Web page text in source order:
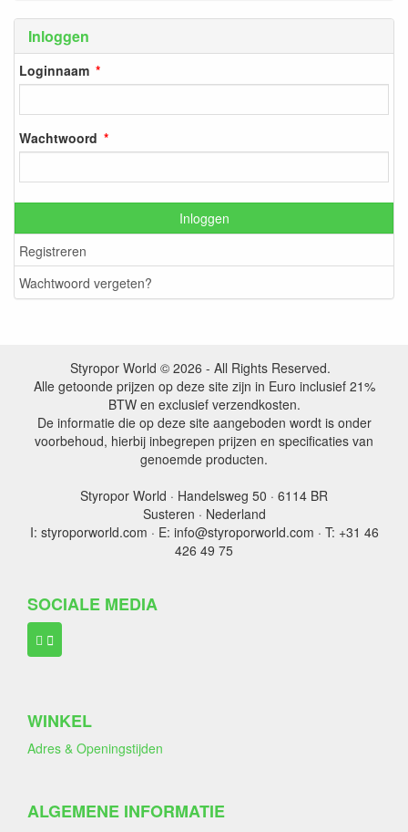
Inloggen
Loginnaam
Wachtwoord
Inloggen
Registreren
Wachtwoord vergeten?
Styropor World © 2026 - All Rights Reserved.
Alle getoonde prijzen op deze site zijn in Euro inclusief 21%
BTW en exclusief verzendkosten.
De informatie die op deze site aangeboden wordt is onder
voorbehoud, hierbij inbegrepen prijzen en specificaties van
genoemde producten.
Styropor World · Handelsweg 50 · 6114 BR
Susteren · Nederland
I: styroporworld.com · E: info@styroporworld.com · T: +31 46
426 49 75
SOCIALE MEDIA
WINKEL
Adres & Openingstijden
ALGEMENE INFORMATIE